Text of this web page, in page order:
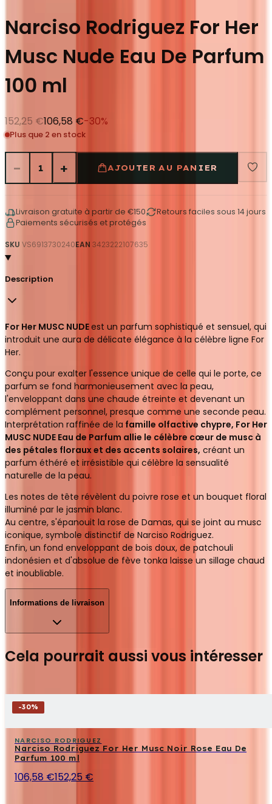
Narciso Rodriguez For Her
Musc Nude Eau De Parfum
100 ml
152,25 €106,58 €-30%
Plus que 2 en stock
− 1 + AJOUTER AU PANIER
Livraison gratuite à partir de €150
Retours faciles sous 14 jours
Paiements sécurisés et protégés
SKU VS6913730240EAN 3423222107635
Description
For Her MUSC NUDEest un parfum sophistiqué et sensuel, qui
introduit une aura de délicate élégance à la célèbre ligne For
Her.
Conçu pour exalter l'essence unique de celle qui le porte, ce
parfum se fond harmonieusement avec la peau,
l'enveloppant dans une chaude étreinte et devenant un
complément personnel, presque comme une seconde peau.
Interprétation raffinée de la famille olfactive chypre, For Her
MUSC NUDE Eau de Parfum allie le célèbre cœur de musc à
des pétales floraux et des accents solaires, créant un
parfum éthéré et irrésistible qui célèbre la sensualité
naturelle de la peau.
Les notes de tête révèlent du poivre rose et un bouquet floral
illuminé par le jasmin blanc.
Au centre, s'épanouit la rose de Damas, qui se joint au musc
iconique, symbole distinctif de Narciso Rodriguez.
Enfin, un fond enveloppant de bois doux, de patchouli
indonésien et d'absolue de fève tonka laisse un sillage chaud
et inoubliable.
Informations de livraison
Cela pourrait aussi vous intéresser
-30%
NARCISO RODRIGUEZ
Narciso Rodriguez For Her Musc Noir Rose Eau De
Parfum 100 ml
106,58 €152,25 €